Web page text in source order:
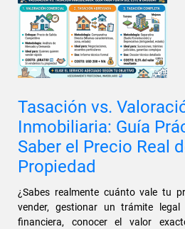
Tasación vs.
Inmobiliaria: Guía
Saber el Precio Real
Propiedad
¿Sabes realmente cuánto vale tu
vender, gestionar un trámite
financiera, conocer el valor